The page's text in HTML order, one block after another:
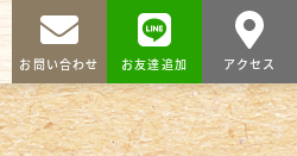
お問い合わせ お友達追加 アクセス